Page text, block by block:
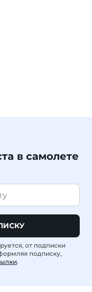
в самолете
от подписки
подписку,
.